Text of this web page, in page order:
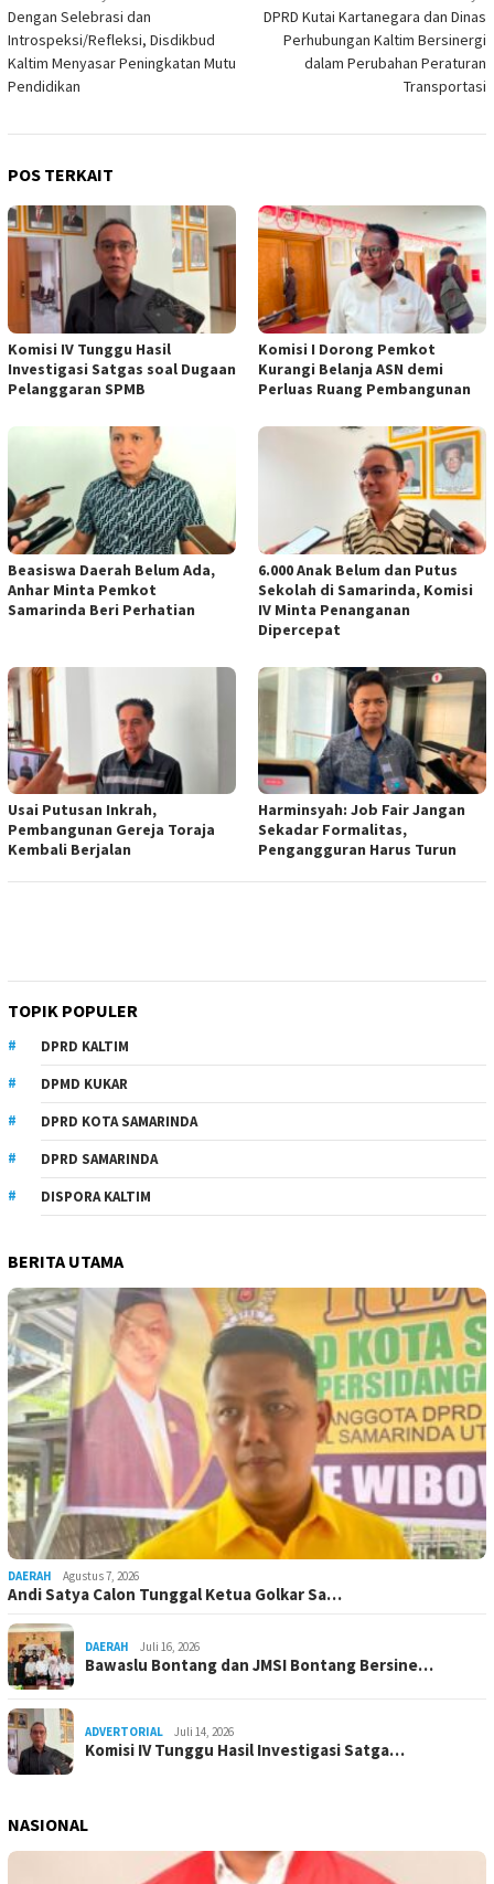
pos
Dengan Selebrasi dan
Introspeksi/Refleksi, Disdikbud
Kaltim Menyasar Peningkatan Mutu
Pendidikan
DPRD Kutai Kartanegara dan Dinas
Perhubungan Kaltim Bersinergi
dalam Perubahan Peraturan
Transportasi
POS TERKAIT
Komisi IV Tunggu Hasil
Investigasi Satgas soal Dugaan
Pelanggaran SPMB
Komisi I Dorong Pemkot
Kurangi Belanja ASN demi
Perluas Ruang Pembangunan
Beasiswa Daerah Belum Ada,
Anhar Minta Pemkot
Samarinda Beri Perhatian
6.000 Anak Belum dan Putus
Sekolah di Samarinda, Komisi
IV Minta Penanganan
Dipercepat
Usai Putusan Inkrah,
Pembangunan Gereja Toraja
Kembali Berjalan
Harminsyah: Job Fair Jangan
Sekadar Formalitas,
Pengangguran Harus Turun
TOPIK POPULER
DPRD KALTIM
DPMD KUKAR
DPRD KOTA SAMARINDA
DPRD SAMARINDA
DISPORA KALTIM
BERITA UTAMA
DAERAH Agustus 7, 2026
Andi Satya Calon Tunggal Ketua Golkar Sa…
DAERAH Juli 16, 2026
Bawaslu Bontang dan JMSI Bontang Bersine…
ADVERTORIAL Juli 14, 2026
Komisi IV Tunggu Hasil Investigasi Satga…
NASIONAL